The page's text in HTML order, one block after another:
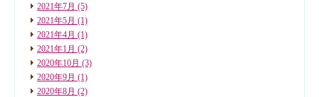
2021年7月 (5)
2021年5月 (1)
2021年4月 (1)
2021年1月 (2)
2020年10月 (3)
2020年9月 (1)
2020年8月 (2)